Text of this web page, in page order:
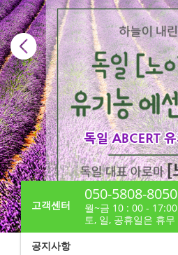
고객센터
050-5808-8050
월~금 10 : 00 - 17:00
토, 일, 공휴일은 휴무
공지사항